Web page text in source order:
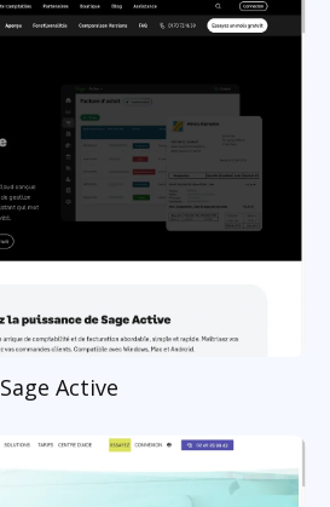
Sage Active